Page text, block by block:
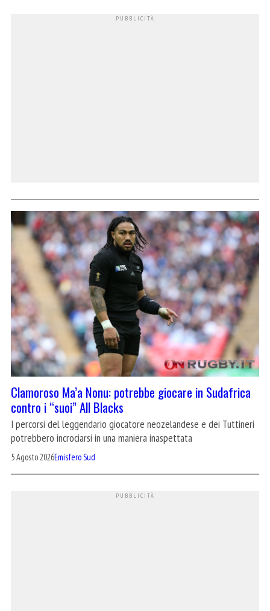
Clamoroso Ma’a Nonu: potrebbe giocare in Sudafrica
contro i “suoi” All Blacks
I percorsi del leggendario giocatore neozelandese e dei Tuttineri
potrebbero incrociarsi in una maniera inaspettata
5 Agosto 2026Emisfero Sud